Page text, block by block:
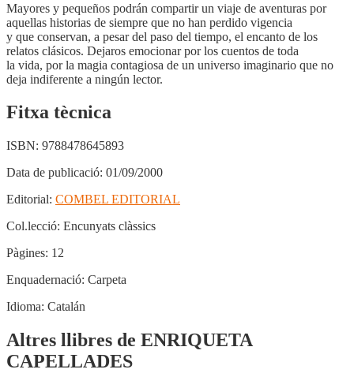
Mayores y pequeños podrán compartir un viaje de aventuras por
aquellas historias de siempre que no han perdido vigencia
y que conservan, a pesar del paso del tiempo, el encanto de los
relatos clásicos. Dejaros emocionar por los cuentos de toda
la vida, por la magia contagiosa de un universo imaginario que no
deja indiferente a ningún lector.
Fitxa tècnica
ISBN: 9788478645893
Data de publicació: 01/09/2000
Editorial: COMBEL EDITORIAL
Col.lecció: Encunyats clàssics
Pàgines: 12
Enquadernació: Carpeta
Idioma: Catalán
Altres llibres de ENRIQUETA
CAPELLADES